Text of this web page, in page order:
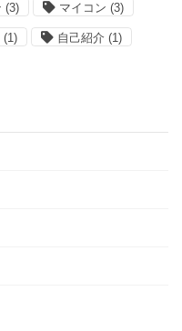
(3) マイコン (3)
(1) 自己紹介 (1)